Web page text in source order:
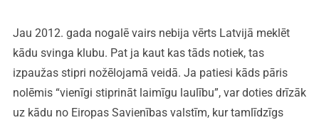
Jau 2012. gada nogalē vairs nebija vērts Latvijā meklēt
kādu svinga klubu. Pat ja kaut kas tāds notiek, tas
izpaužas stipri nožēlojamā veidā. Ja patiesi kāds pāris
nolēmis “vienīgi stiprināt laimīgu laulību”, var doties drīzāk
uz kādu no Eiropas Savienības valstīm, kur tamlīdzīgs